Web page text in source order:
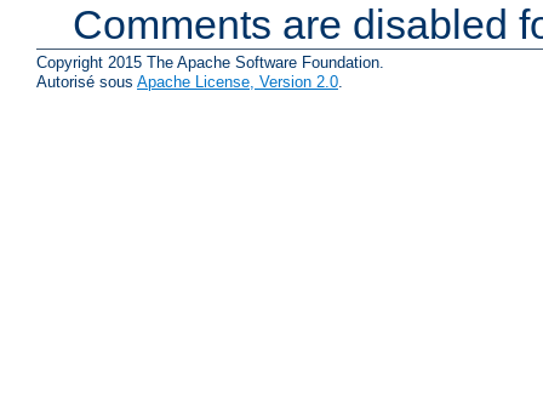
Comments are disabled
Copyright 2015 The Apache Software Foundation.
Autorisé sous Apache License, Version 2.0